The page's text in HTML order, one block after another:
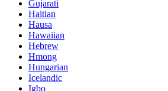
Gujarati
Haitian
Hausa
Hawaiian
Hebrew
Hmong
Hungarian
Icelandic
Igbo